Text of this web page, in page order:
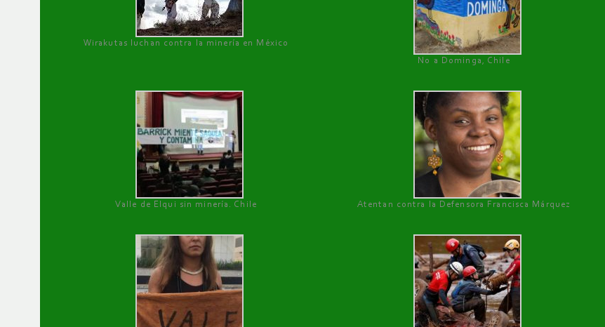
Wirakutas luchan contra la minería en México
No a Dominga, Chile
Valle de Elqui sin minería. Chile Atentan contra la Defensora Francisca Márquez